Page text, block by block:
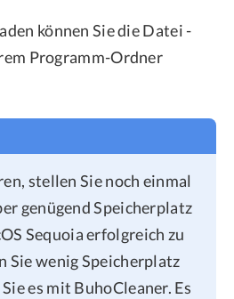
können Sie die Datei -
Programm-Ordner
stellen Sie noch einmal
genügend Speicherplatz
Sequoia erfolgreich zu
Sie wenig Speicherplatz
es mit BuhoCleaner. Es